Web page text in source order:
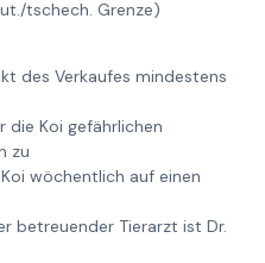
tschech. Grenze)
des Verkaufes mindestens
die Koi gefährlichen
zu
wöchentlich auf einen
betreuender Tierarzt ist Dr.